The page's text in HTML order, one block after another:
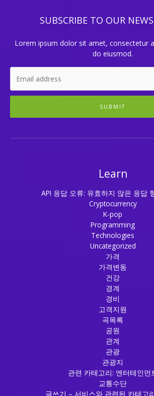
SUBSCRIBE TO OUR
Lorem ipsum dolor sit amet, consectetur
do eiusmod.
SUBMIT
Learn
API 응답 오류: 유효하지 않은 응답
Cryptocurrency
K-pop
Programming
Technologies
Uncategorized
가격
가격변동
건강
경계
경비
고객지원
곡목록
공원
관계
관광
관광지
관련 카테고리: 엔터테인먼
교통수단
글쓰기 – 서비스와 관련된 카테고